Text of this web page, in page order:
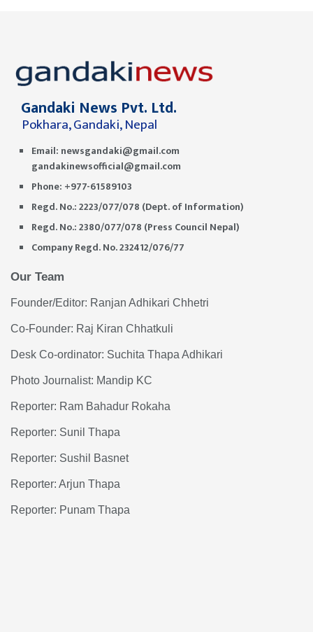
Gandaki News Pvt. Ltd.
Pokhara, Gandaki, Nepal
Email: newsgandaki@gmail.com
gandakinewsofficial@gmail.com
Phone: +977-61589103
Regd. No.: 2223/077/078 (Dept. of Information)
Regd. No.: 2380/077/078 (Press Council Nepal)
Company Regd. No. 232412/076/77
Our Team
Founder/Editor: Ranjan Adhikari Chhetri
Co-Founder: Raj Kiran Chhatkuli
Desk Co-ordinator: Suchita Thapa Adhikari
Photo Journalist: Mandip KC
Reporter: Ram Bahadur Rokaha
Reporter: Sunil Thapa
Reporter: Sushil Basnet
Reporter: Arjun Thapa
Reporter: Punam Thapa